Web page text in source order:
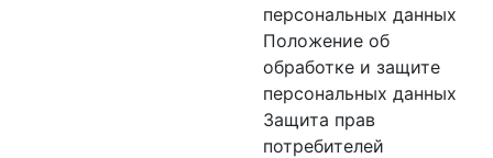
персональных данных
Положение об
обработке и защите
персональных данных
Защита прав
потребителей